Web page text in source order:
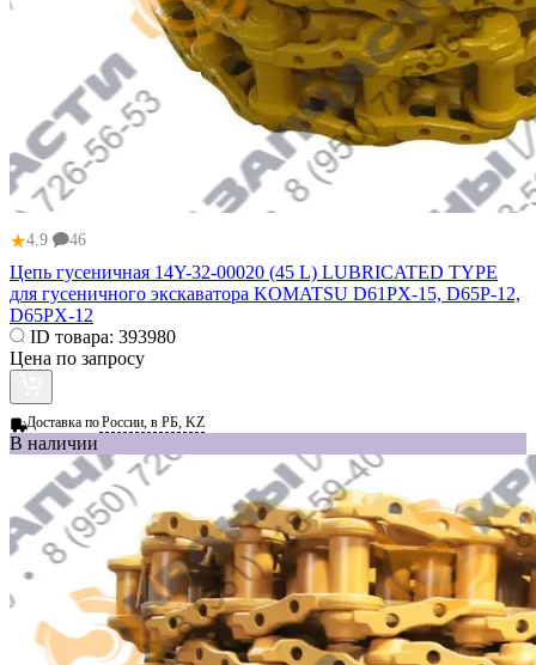
★4.9 46
Цепь гусеничная 14Y-32-00020 (45 L) LUBRICATED TYPE
для гусеничного экскаватора KOMATSU D61PX-15, D65P-12,
D65PX-12
ID товара: 393980
Цена по запросу
Доставка поРоссии, в РБ, KZ
В наличии